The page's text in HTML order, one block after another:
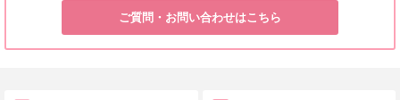
ご質問・お問い合わせはこちら